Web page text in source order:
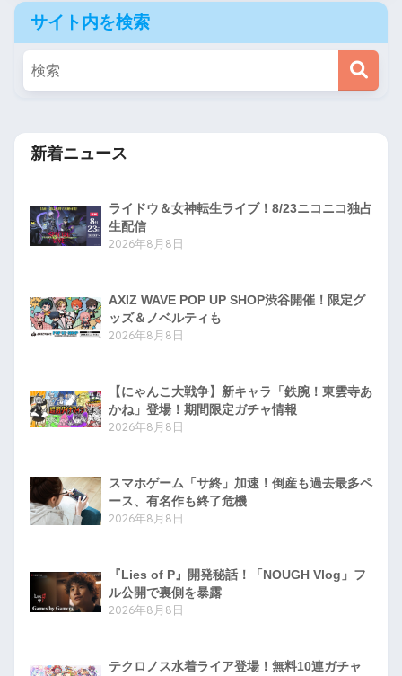
サイト内を検索
新着ニュース
ライドウ＆女神転生ライブ！8/23ニコニコ独占
生配信
2026年8月8日
AXIZ WAVE POP UP SHOP渋谷開催！限定グ
ッズ＆ノベルティも
2026年8月8日
【にゃんこ大戦争】新キャラ「鉄腕！東雲寺あ
かね」登場！期間限定ガチャ情報
2026年8月8日
スマホゲーム「サ終」加速！倒産も過去最多ペ
ース、有名作も終了危機
2026年8月8日
『Lies of P』開発秘話！「NOUGH Vlog」フ
ル公開で裏側を暴露
2026年8月8日
テクロノス水着ライア登場！無料10連ガチャ